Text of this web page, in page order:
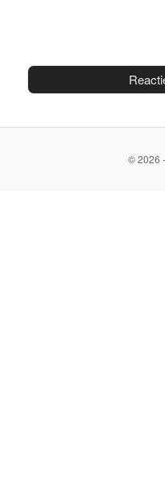
© 2026